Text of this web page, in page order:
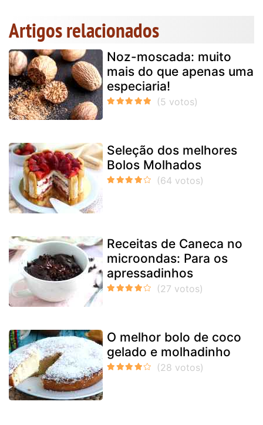
Artigos relacionados
Noz-moscada: muito
mais do que apenas uma
especiaria!
Seleção dos melhores
Bolos Molhados
Receitas de Caneca no
microondas: Para os
apressadinhos
O melhor bolo de coco
gelado e molhadinho